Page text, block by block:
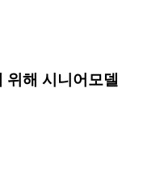
해 시니어모델